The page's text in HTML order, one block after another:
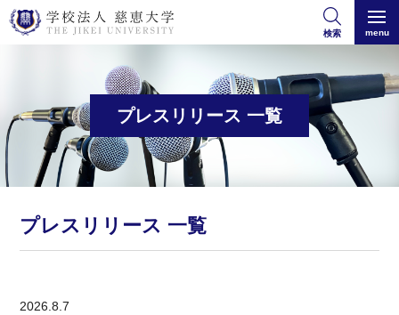
検索 menu
プレスリリース 一覧
プレスリリース 一覧
2026.8.7